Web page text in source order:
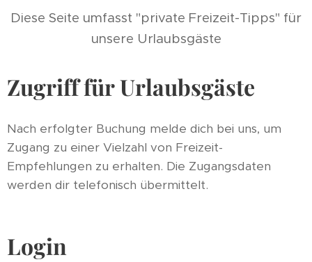
Diese Seite umfasst "private Freizeit-Tipps" für
unsere Urlaubsgäste
Zugriff für Urlaubsgäste
Nach erfolgter Buchung melde dich bei uns, um
Zugang zu einer Vielzahl von Freizeit-
Empfehlungen zu erhalten. Die Zugangsdaten
werden dir telefonisch übermittelt.
Login